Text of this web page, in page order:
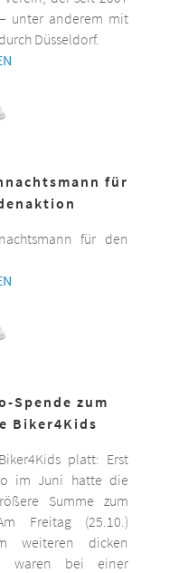
unter anderem mit
Düsseldorf.
für
für den
Spende zum
Biker4Kids
platt: Erst
im Juni hatte die
Summe zum
Freitag (25.10.)
weiteren dicken
waren bei einer